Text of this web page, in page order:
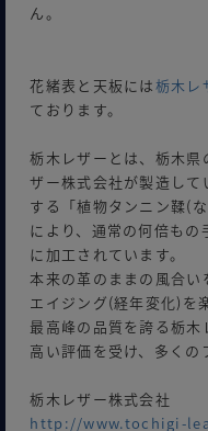
ん。
花緒表と天板には栃木レ
ております。
栃木レザーとは、栃木
ザー株式会社が製造して
する「植物タンニン鞣(
により、通常の何倍も
に加工されています。
本来の革のままの風合い
エイジング(経年変化)を
最高峰の品質を誇る栃
高い評価を受け、多くの
栃木レザー株式会社
http://www.tochigi-